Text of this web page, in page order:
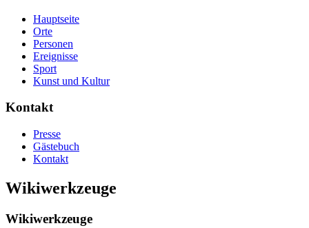
Hauptseite
Orte
Personen
Ereignisse
Sport
Kunst und Kultur
Kontakt
Presse
Gästebuch
Kontakt
Wikiwerkzeuge
Wikiwerkzeuge